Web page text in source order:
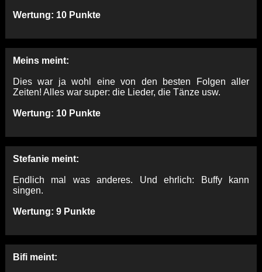
Wertung: 10 Punkte
Meins meint:
Dies war ja wohl eine von den besten Folgen aller
Zeiten! Alles war super: die Lieder, die Tänze usw.
Wertung: 10 Punkte
Stefanie meint:
Endlich mal was anderes. Und ehrlich: Buffy kann
singen.
Wertung: 9 Punkte
Bifi meint: